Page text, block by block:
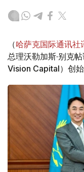
（哈萨克国际通讯社
总理沃勒加斯·别克
Vision Capital）创始